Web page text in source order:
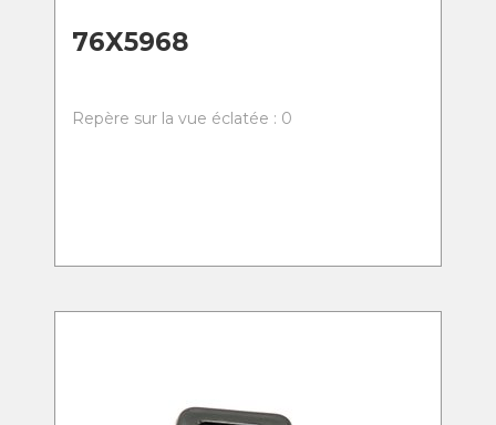
76X5968
Repère sur la vue éclatée : 0